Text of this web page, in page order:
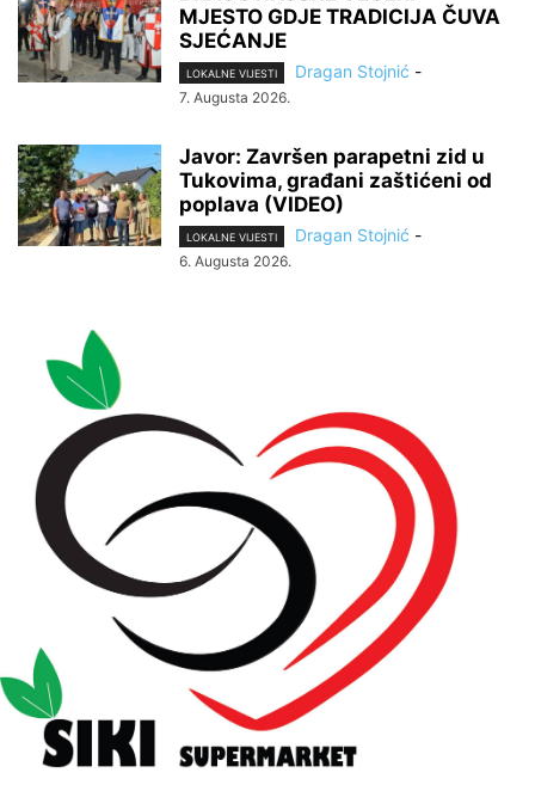
MJESTO GDJE TRADICIJA ČUVA
SJEĆANJE
LOKALNE VIJESTI Dragan Stojnić -
7. Augusta 2026.
Javor: Završen parapetni zid u
Tukovima, građani zaštićeni od
poplava (VIDEO)
LOKALNE VIJESTI Dragan Stojnić -
6. Augusta 2026.